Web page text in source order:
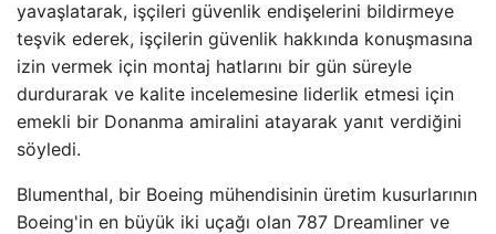
yavaşlatarak, işçileri güvenlik endişelerini bildirmeye
teşvik ederek, işçilerin güvenlik hakkında konuşmasına
izin vermek için montaj hatlarını bir gün süreyle
durdurarak ve kalite incelemesine liderlik etmesi için
emekli bir Donanma amiralini atayarak yanıt verdiğini
söyledi.
Blumenthal, bir Boeing mühendisinin üretim kusurlarının
Boeing'in en büyük iki uçağı olan 787 Dreamliner ve